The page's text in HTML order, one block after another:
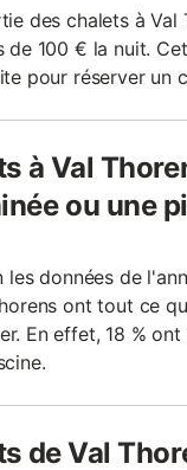
des chalets à Val
de 100 € la nuit.
pour réserver un
à Val
ou une
les données de
ont tout ce
En effet, 18 % ont
de Val